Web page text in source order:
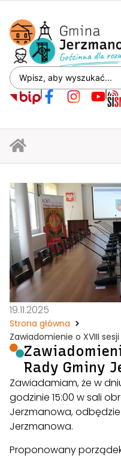
19.11.2025
Strona główna
Zawiadomienie o XVIII
Rady Gminy
Zawiadamiam, że w
godzinie 15:00 w sali
Jerzmanowa, odbędzie
Jerzmanowa.
Proponowany